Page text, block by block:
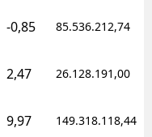
-0,85 85.536.212,74
2,47 26.128.191,00
9,97 149.318.118,44